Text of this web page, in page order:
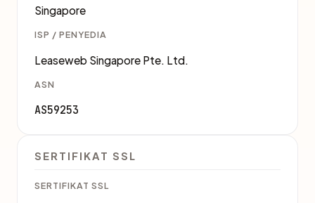
Singapore
ISP / PENYEDIA
Leaseweb Singapore Pte. Ltd.
ASN
AS59253
SERTIFIKAT SSL
SERTIFIKAT SSL